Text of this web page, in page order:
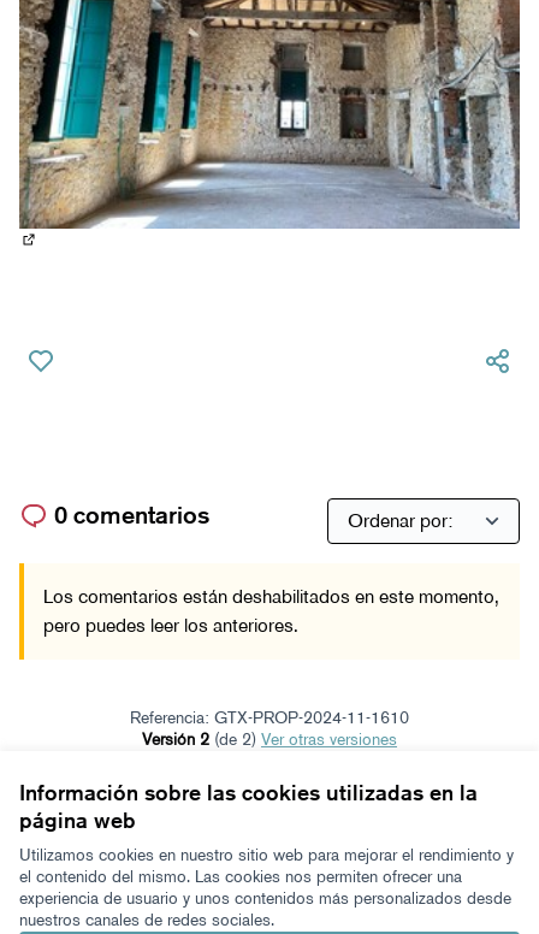
Información sobre las cookies utilizadas en la
página web
Utilizamos cookies en nuestro sitio web para mejorar el rendimiento y
el contenido del mismo. Las cookies nos permiten ofrecer una
experiencia de usuario y unos contenidos más personalizados desde
nuestros canales de redes sociales.
0 comentarios
Los comentarios están deshabilitados en este momento,
pero puedes leer los anteriores.
Referencia: GTX-PROP-2024-11-1610
Versión 2 (de 2)
ver otras versiones
Términos y condiciones de uso
Configuración de cookies
Zeugaz en X
(Enlace externo)
Zeugaz en Facebook
(Enlace externo)
Zeugaz en Instagram
(Enlace externo)
Zeugaz en YouTube
(Enlace externo)
Zeugaz en GitHub
(Enlace externo)
Castellano
Aukeratu hizkuntzaElegir el idioma